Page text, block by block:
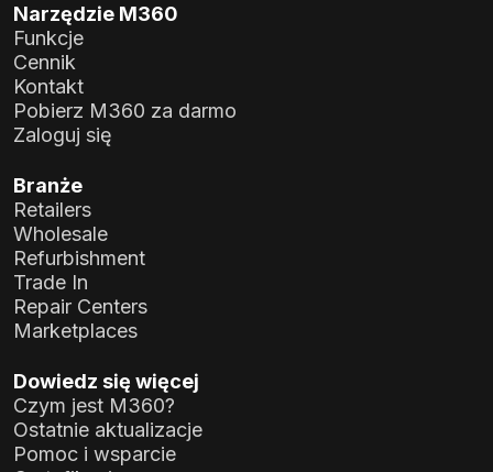
Narzędzie M360
Funkcje
Cennik
Kontakt
Pobierz M360 za darmo
Zaloguj się
Branże
Retailers
Wholesale
Refurbishment
Trade In
Repair Centers
Marketplaces
Dowiedz się więcej
Czym jest M360?
Ostatnie aktualizacje
Pomoc i wsparcie